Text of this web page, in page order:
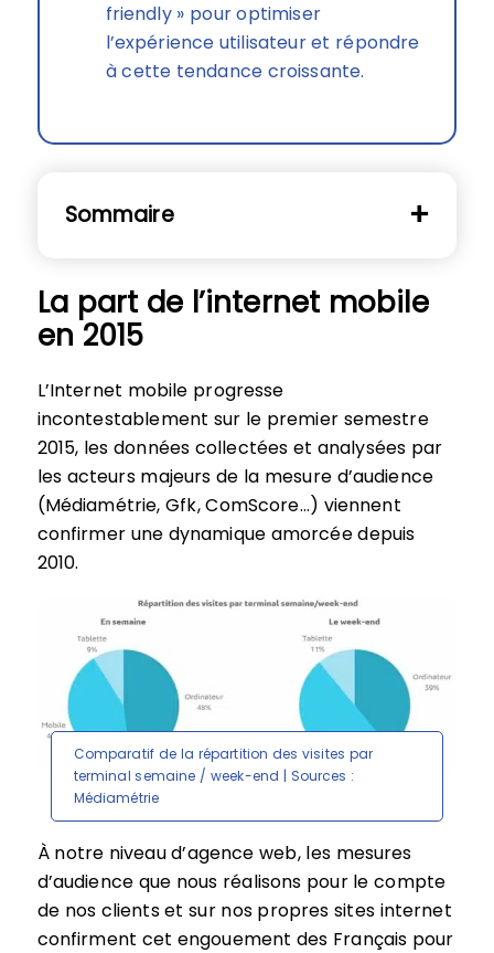
friendly » pour optimiser
l’expérience utilisateur et répondre
à cette tendance croissante.
Sommaire
La part de l’internet mobile
en 2015
L’Internet mobile progresse
incontestablement sur le premier semestre
2015, les données collectées et analysées par
les acteurs majeurs de la mesure d’audience
(Médiamétrie, Gfk, ComScore…) viennent
confirmer une dynamique amorcée depuis
2010.
Comparatif de la répartition des visites par
terminal semaine / week-end | Sources :
Médiamétrie
À notre niveau d’agence web, les mesures
d’audience que nous réalisons pour le compte
de nos clients et sur nos propres sites internet
confirment cet engouement des Français pour